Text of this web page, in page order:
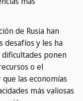
de Rusia han
y les ha
ponen
o el
las economías
más valiosas